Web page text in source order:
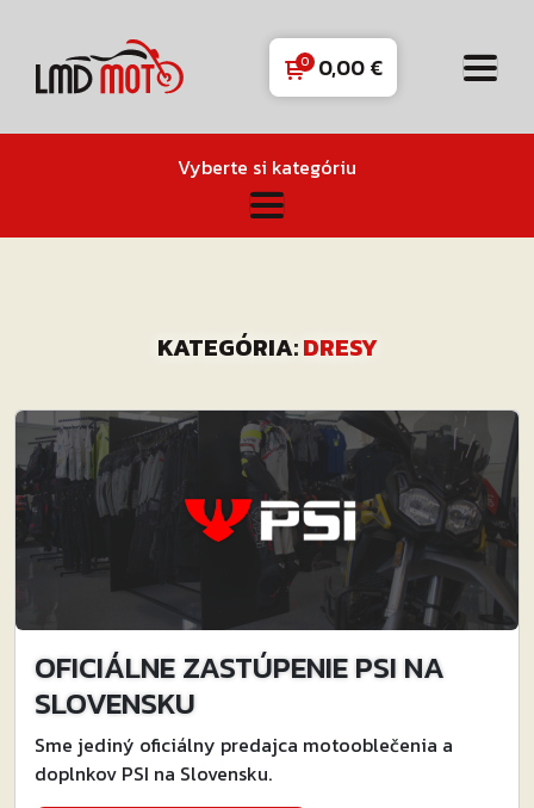
0,00€
Vyberte si kategóriu
KATEGÓRIA:DRESY
OFICIÁLNE ZASTÚPENIE PSI NA
SLOVENSKU
Sme jediný oficiálny predajca motooblečenia a
doplnkov PSI na Slovensku.